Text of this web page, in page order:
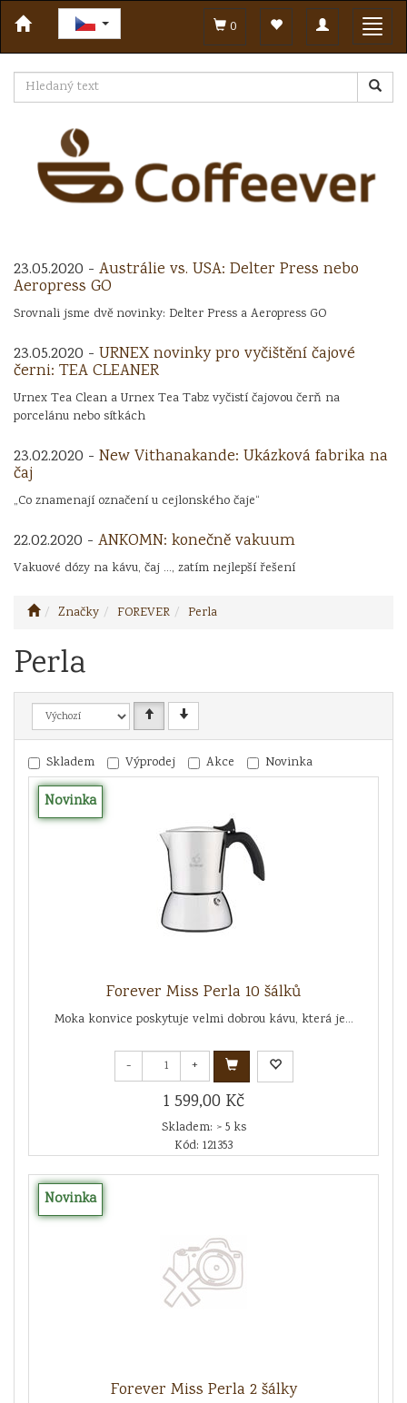
Toggle
navigation
0
23.05.2020 - Austrálie vs. USA: Delter Press nebo
Aeropress GO
Srovnali jsme dvě novinky: Delter Press a Aeropress GO
23.05.2020 - URNEX novinky pro vyčištění čajové
černi: TEA CLEANER
Urnex Tea Clean a Urnex Tea Tabz vyčistí čajovou čerň na
porcelánu nebo sítkách
23.02.2020 - New Vithanakande: Ukázková fabrika na
čaj
„Co znamenají označení u cejlonského čaje“
22.02.2020 - ANKOMN: konečně vakuum
Vakuové dózy na kávu, čaj ..., zatím nejlepší řešení
Značky FOREVER Perla
Perla
Skladem Výprodej Akce Novinka
Novinka
Forever Miss Perla 10 šálků
Moka konvice poskytuje velmi dobrou kávu, která je...
- +
1 599,00 Kč
Skladem: > 5 ks
Kód: 121353
Novinka
Forever Miss Perla 2 šálky